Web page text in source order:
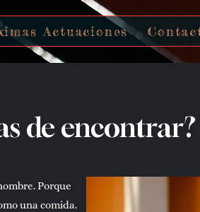
Actuaciones
de encontrar?
Porque
una comida.